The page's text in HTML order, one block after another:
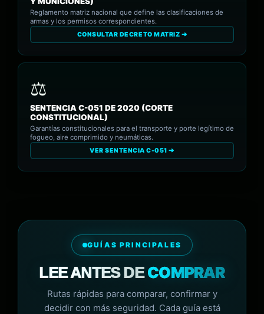
Reglamento matriz nacional que define las clasificaciones de
armas y los permisos correspondientes.
CONSULTAR DECRETO MATRIZ ➔
SENTENCIA C-051 DE 2020 (CORTE
CONSTITUCIONAL)
Garantías constitucionales para el transporte y porte legítimo de
fogueo, aire comprimido y neumáticas.
VER SENTENCIA C-051 ➔
GUÍAS PRINCIPALES
LEE ANTES DECOMPRAR
Rutas rápidas para comparar, confirmar y
decidir con más seguridad. Cada guía está